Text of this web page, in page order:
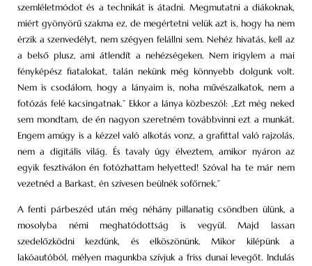
szemléletmódot és a technikát is átadni. Megmutatni a diákoknak,
miért gyönyörű szakma ez, de megértetni velük azt is, hogy ha nem
érzik a szenvedélyt, nem szégyen felállni sem. Nehéz hivatás, kell az
a belső plusz, ami átlendít a nehézségeken. Nem irigylem a mai
fényképész fiatalokat, talán nekünk még könnyebb dolgunk volt.
Nem is csodálom, hogy a lányaim is, noha művészalkatok, nem a
fotózás felé kacsingatnak.” Ekkor a lánya közbeszól: „Ezt még neked
sem mondtam, de én nagyon szeretném továbbvinni ezt a munkát.
Engem amúgy is a kézzel való alkotás vonz, a grafittal való rajzolás,
nem a digitális világ. És tavaly úgy élveztem, amikor nyáron az
egyik fesztiválon én fotózhattam helyetted! Szóval ha te már nem
vezetnéd a Barkast, én szívesen beülnék sofőrnek.”
A fenti párbeszéd után még néhány pillanatig csöndben ülünk, a
mosolyba némi meghatódottság is vegyül. Majd lassan
szedelőzködni kezdünk, és elköszönünk. Mikor kilépünk a
lakóautóból, mélyen magunkba szívjuk a friss dunai levegőt. Indulás